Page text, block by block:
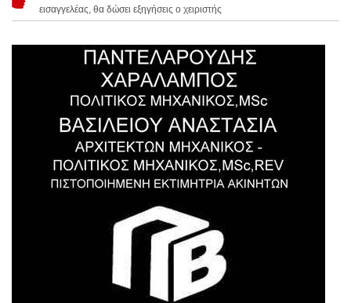
εισαγγελέας, θα δώσει εξηγήσεις ο χειριστής